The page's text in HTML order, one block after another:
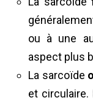
ou à une
aspect plus
La sarcoïde
et circulaire.